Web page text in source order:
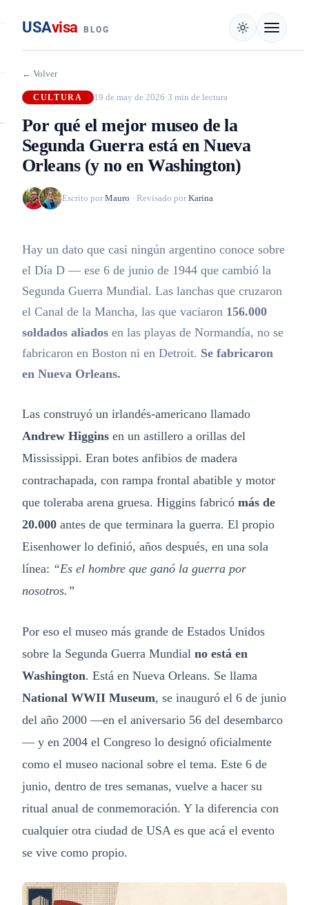
USAvisa BLOG
← Volver
CULTURA 19 de may de 2026·3 min de lectura
Por qué el mejor museo de la
Segunda Guerra está en Nueva
Orleans (y no en Washington)
Escrito por Mauro · Revisado por Karina
Hay un dato que casi ningún argentino conoce sobre
el Día D — ese 6 de junio de 1944 que cambió la
Segunda Guerra Mundial. Las lanchas que cruzaron
el Canal de la Mancha, las que vaciaron 156.000
soldados aliados en las playas de Normandía, no se
fabricaron en Boston ni en Detroit. Se fabricaron
en Nueva Orleans.
Las construyó un irlandés-americano llamado
Andrew Higgins en un astillero a orillas del
Mississippi. Eran botes anfibios de madera
contrachapada, con rampa frontal abatible y motor
que toleraba arena gruesa. Higgins fabricó más de
20.000 antes de que terminara la guerra. El propio
Eisenhower lo definió, años después, en una sola
línea: “Es el hombre que ganó la guerra por
nosotros.”
Por eso el museo más grande de Estados Unidos
sobre la Segunda Guerra Mundial no está en
Washington. Está en Nueva Orleans. Se llama
National WWII Museum, se inauguró el 6 de junio
del año 2000 —en el aniversario 56 del desembarco
— y en 2004 el Congreso lo designó oficialmente
como el museo nacional sobre el tema. Este 6 de
junio, dentro de tres semanas, vuelve a hacer su
ritual anual de conmemoración. Y la diferencia con
cualquier otra ciudad de USA es que acá el evento
se vive como propio.